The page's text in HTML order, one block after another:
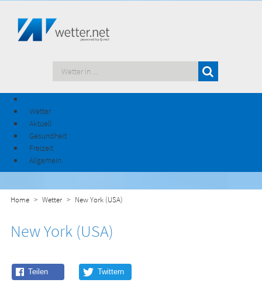
Wetter
Aktuell
Gesundheit
Freizeit
Allgemein
Home Wetter New York (USA)
New York (USA)